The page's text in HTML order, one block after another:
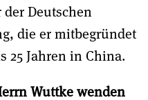
Deutschen
die er mitbegründet
25 Jahren in China.
Wuttke wenden